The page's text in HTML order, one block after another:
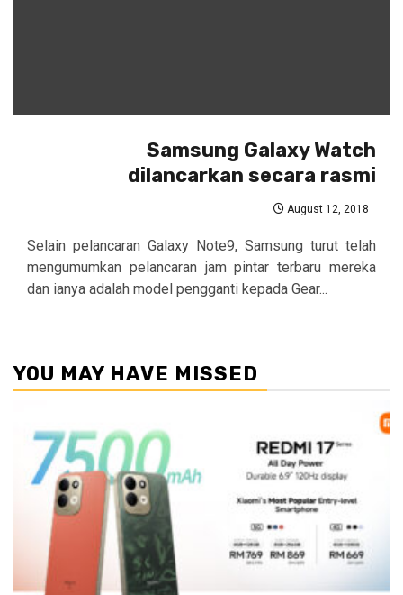
Samsung Galaxy Watch
dilancarkan secara rasmi
August 12, 2018
Selain pelancaran Galaxy Note9, Samsung turut telah
mengumumkan pelancaran jam pintar terbaru mereka
dan ianya adalah model pengganti kepada Gear...
YOU MAY HAVE MISSED